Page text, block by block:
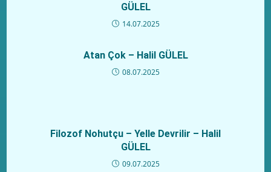
GÜLEL
14.07.2025
Atan Çok – Halil GÜLEL
08.07.2025
Filozof Nohutçu – Yelle Devrilir – Halil
GÜLEL
09.07.2025